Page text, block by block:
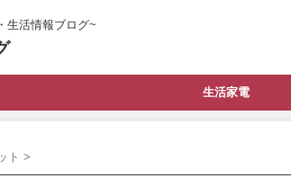
生活情報ブログ~
生活家電
ト >